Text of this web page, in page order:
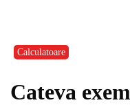
Calculatoare
Cateva